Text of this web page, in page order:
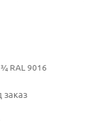
RAL 9016
заказ